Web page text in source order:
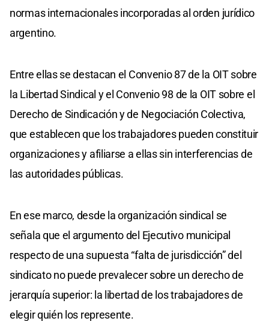
normas internacionales incorporadas al orden jurídico
argentino.
Entre ellas se destacan el Convenio 87 de la OIT sobre
la Libertad Sindical y el Convenio 98 de la OIT sobre el
Derecho de Sindicación y de Negociación Colectiva,
que establecen que los trabajadores pueden constituir
organizaciones y afiliarse a ellas sin interferencias de
las autoridades públicas.
En ese marco, desde la organización sindical se
señala que el argumento del Ejecutivo municipal
respecto de una supuesta “falta de jurisdicción” del
sindicato no puede prevalecer sobre un derecho de
jerarquía superior: la libertad de los trabajadores de
elegir quién los represente.